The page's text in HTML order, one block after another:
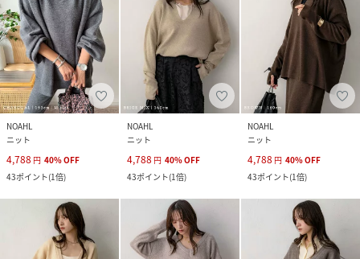
NOAHL
ニット
4,788 円 40%OFF
43ポイント(1倍)
NOAHL
ニット
4,788 円 40%OFF
43ポイント(1倍)
NOAHL
ニット
4,788 円 40%OFF
43ポイント(1倍)